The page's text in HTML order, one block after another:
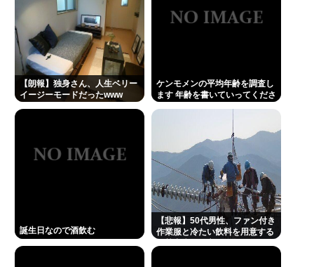
A💕V女優『瀬戸環奈』、パチ●コ屋にイベント来店
し、弱男が大集結www 👉
Powered by livedoor 相互RSS
【朗報】独身さん、人生ベリー
イージーモードだったwww
ケンモメンの平均年齢を調査し
ます 年齢を書いていってくださ
誕生日なので酒飲む
【悲報】50代男性、ファン付き
作業服と冷たい飲料を用意する